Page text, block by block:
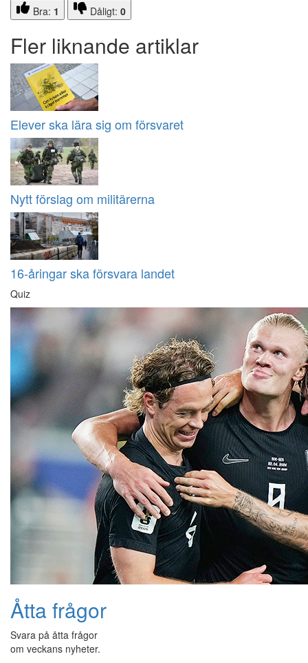
Bra: 1 Dåligt: 0
Fler liknande artiklar
Elever ska lära sig om försvaret
Nytt förslag om militärerna
16-åringar ska försvara landet
Quiz
Åtta frågor
Svara på åtta frågor
om veckans nyheter.